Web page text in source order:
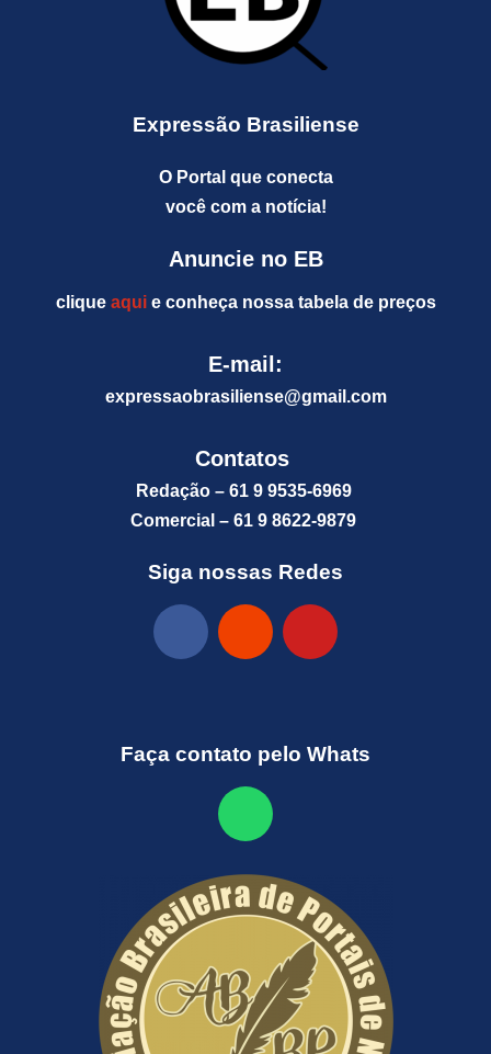
Expressão Brasiliense
O Portal que conecta
você com a notícia!
Anuncie no EB
clique aquie conheça nossa tabela de preços
E-mail:
expressaobrasiliense@gmail.com
Contatos
Redação – 61 9 9535-6969
Comercial – 61 9 8622-9879
Siga nossas Redes
Faça contato pelo Whats